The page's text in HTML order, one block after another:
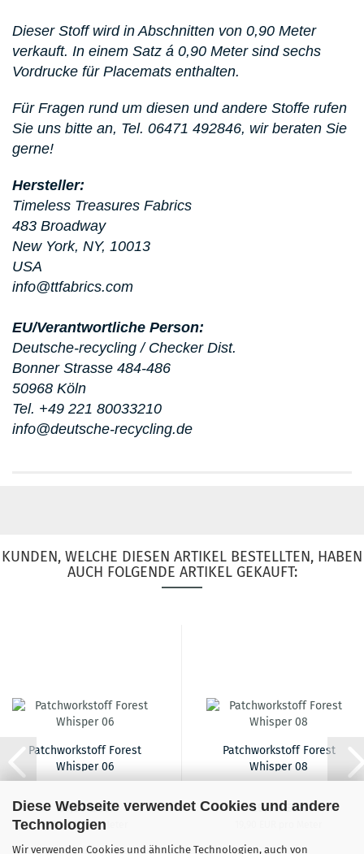
Diese Webseite verwendet Cookies und andere
Technologien
Wir verwenden Cookies und ähnliche Technologien, auch von
Dieser Stoff wird in Abschnitten von 0,90 Meter
verkauft. In einem Satz á 0,90 Meter sind sechs
Vordrucke für Placemats enthalten.
Für Fragen rund um diesen und andere Stoffe rufen
Sie uns bitte an, Tel. 06471 492846, wir beraten Sie
gerne!
Hersteller:
Timeless Treasures Fabrics
483 Broadway
New York, NY, 10013
USA
info@ttfabrics.com
EU/Verantwortliche Person:
Deutsche-recycling / Checker Dist.
Bonner Strasse 484-486
50968 Köln
Tel. +49 221 80033210
info@deutsche-recycling.de
KUNDEN, WELCHE DIESEN ARTIKEL BESTELLTEN, HABEN
AUCH FOLGENDE ARTIKEL GEKAUFT:
Patchworkstoff Forest
Whisper 06
19,90 EUR
19,90 EUR pro Meter
Patchworkstoff Forest
Whisper 08
19,90 EUR